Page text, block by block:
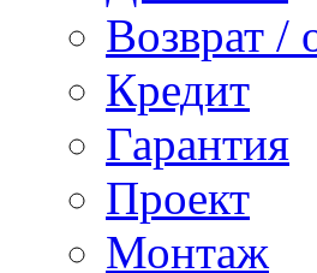
Возврат /
Кредит
Гарантия
Проект
Монтаж